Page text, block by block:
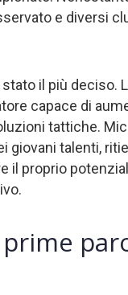
e diversi
stato il più deciso.
capace di
tattiche.
giovani talenti,
proprio